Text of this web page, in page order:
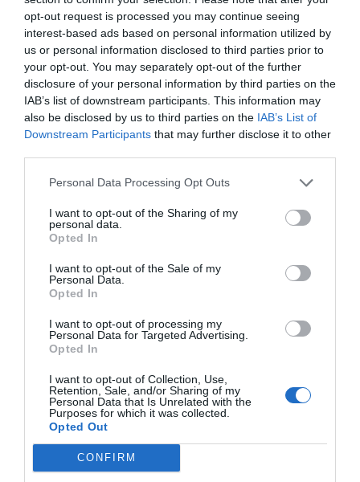
opt-out request is processed you may continue seeing
interest-based ads based on personal information utilized by
us or personal information disclosed to third parties prior to
your opt-out. You may separately opt-out of the further
disclosure of your personal information by third parties on the
IAB’s list of downstream participants. This information may
also be disclosed by us to third parties on the IAB’s List of
Downstream Participants that may further disclose it to other
Personal Data Processing Opt Outs
I want to opt-out of the Sharing of my
personal data.
Opted In
I want to opt-out of the Sale of my
Personal Data.
Opted In
I want to opt-out of processing my
Personal Data for Targeted Advertising.
Opted In
I want to opt-out of Collection, Use,
Retention, Sale, and/or Sharing of my
Personal Data that Is Unrelated with the
Purposes for which it was collected.
Opted Out
CONFIRM
2Playbook Intelligencees la unidad de datos e
inteligencia de mercado de 2Playbook, cuya plataforma
de datos monitoriza en tiempo real el negocio de más
de 280 clubes de fútbol y baloncesto de toda Europa,
la asistencia a todos los eventos deportivos y de
entretenimiento en España, así como más de 20.000
contratos de patrocinio en el mercado español,
segmentados por competición, tipología de activos,
marcas, categorías de producto y valor económico
aproximado de cada acuerdo. Si quieres más
información, contacta con nosotros a través de
Añadir2Playbookcomo fuente preferida de Google
de forma gratuita
Mantente informado con las últimas noticias de actualidad.
Compartir
Publicidad
2Playbook Club2P